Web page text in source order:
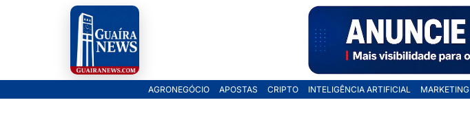
AGRONEGÓCIO APOSTAS CRIPTO INTELIGÊNCIA ARTIFICIAL MARKETING